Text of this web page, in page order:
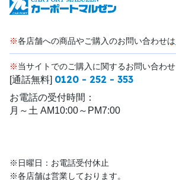
※各店舗への商品やご購入のお問い合わせは
※当サイトでのご購入に関するお問い合わせ
[通話無料] 0120 - 252 - 353
お電話の受付時間：
月～土 AM10:00～PM7:00
※日曜日：お電話受付休止
※各店舗は営業しております。